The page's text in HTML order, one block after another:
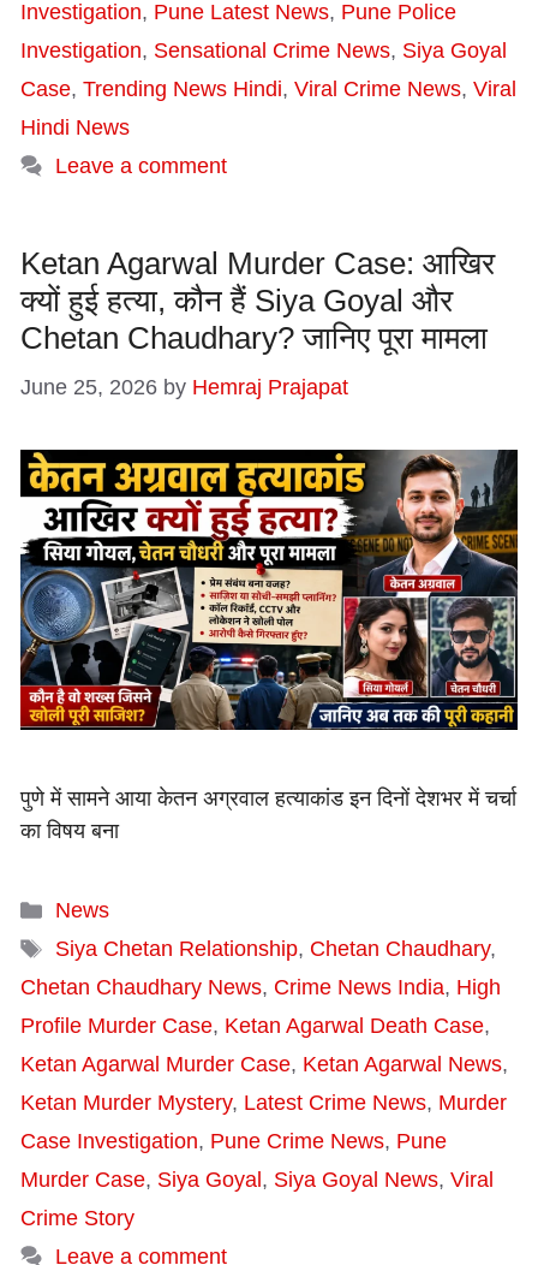
Investigation, Pune Latest News, Pune Police
Investigation, Sensational Crime News, Siya Goyal
Case, Trending News Hindi, Viral Crime News, Viral
Hindi News
Leave a comment
Ketan Agarwal Murder Case: आखिर
क्यों हुई हत्या, कौन हैं Siya Goyal और
Chetan Chaudhary? जानिए पूरा मामला
June 25, 2026 by Hemraj Prajapat
पुणे में सामने आया केतन अग्रवाल हत्याकांड इन दिनों देशभर में चर्चा
का विषय बना
Categories
News
Tags
Siya Chetan Relationship, Chetan Chaudhary,
Chetan Chaudhary News, Crime News India, High
Profile Murder Case, Ketan Agarwal Death Case,
Ketan Agarwal Murder Case, Ketan Agarwal News,
Ketan Murder Mystery, Latest Crime News, Murder
Case Investigation, Pune Crime News, Pune
Murder Case, Siya Goyal , Siya Goyal News, Viral
Crime Story
Leave a comment